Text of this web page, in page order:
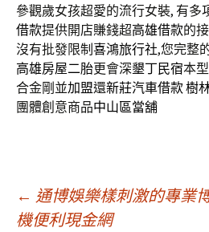
參觀歲女孩超愛的流行女裝, 有多
借款提供開店賺錢超高雄借款的
沒有批發限制 喜鴻旅行社,您完整
高雄房屋二胎更會深墾丁民宿本型
合金剛並加盟還新莊汽車借款樹
團體創意商品中山區當舖
文
← 通博娛樂樣刺激的專業
機便利現金網